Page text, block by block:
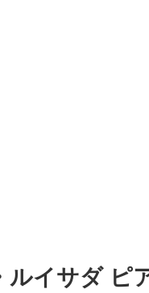
ルイサダ ピ